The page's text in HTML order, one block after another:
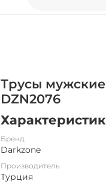
Трусы
DZN2076
Бренд
Darkzone
Производитель
Турция